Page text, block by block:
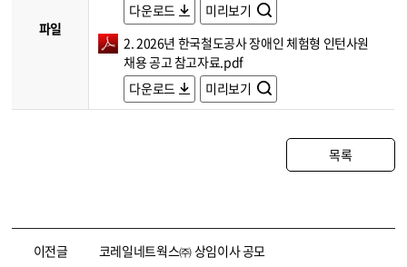
파일
다운로드
미리보기
2. 2026년 한국철도공사 장애인 체험형 인턴사원
채용 공고 참고자료.pdf
다운로드
미리보기
목록
이전글 코레일네트웍스㈜ 상임이사 공모